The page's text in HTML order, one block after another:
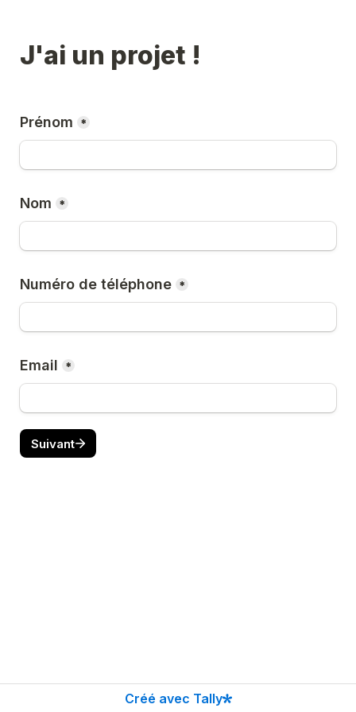
J'ai un projet !
Prénom *
Nom *
Numéro de téléphone *
Email *
Suivant
Créé avec Tally